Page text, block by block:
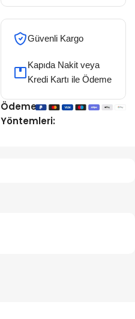
Güvenli Kargo
Kapıda Nakit veya
Kredi Kartı ile Ödeme
Ödeme
Yöntemleri: